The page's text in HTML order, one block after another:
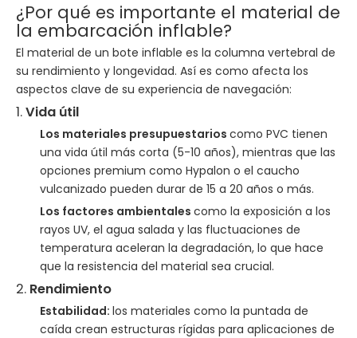
¿Por qué es importante el material de
la embarcación inflable?
El material de un bote inflable es la columna vertebral de
su rendimiento y longevidad. Así es como afecta los
aspectos clave de su experiencia de navegación:
1.Vida útil
Los materiales presupuestarios como PVC tienen
una vida útil más corta (5-10 años), mientras que las
opciones premium como Hypalon o el caucho
vulcanizado pueden durar de 15 a 20 años o más.
Los factores ambientales como la exposición a los
rayos UV, el agua salada y las fluctuaciones de
temperatura aceleran la degradación, lo que hace
que la resistencia del material sea crucial.
2. Rendimiento
Estabilidad: los materiales como la puntada de
caída crean estructuras rígidas para aplicaciones de